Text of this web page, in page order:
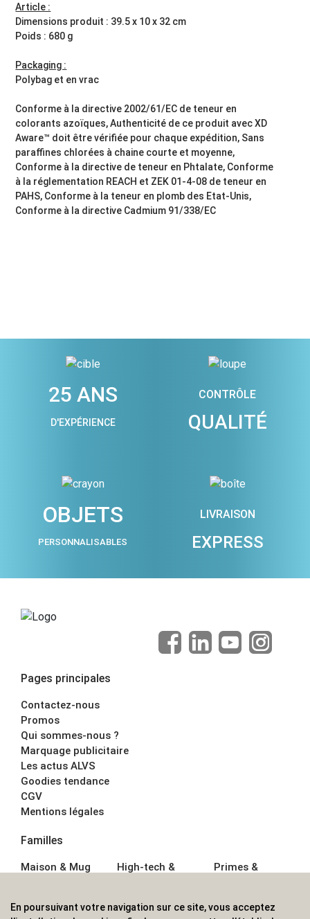
Article :
Dimensions produit : 39.5 x 10 x 32 cm
Poids : 680 g
Packaging :
Polybag et en vrac
Conforme à la directive 2002/61/EC de teneur en
colorants azoïques, Authenticité de ce produit avec XD
Aware™ doit être vérifiée pour chaque expédition, Sans
paraffines chlorées à chaine courte et moyenne,
Conforme à la directive de teneur en Phtalate, Conforme
à la réglementation REACH et ZEK 01-4-08 de teneur en
PAHS, Conforme à la teneur en plomb des Etat-Unis,
Conforme à la directive Cadmium 91/338/EC
25 ANS
D'EXPÉRIENCE
CONTRÔLE
QUALITÉ
OBJETS
PERSONNALISABLES
LIVRAISON
EXPRESS
Pages principales
Contactez-nous
Promos
Qui sommes-nous ?
Marquage publicitaire
Les actus ALVS
Goodies tendance
CGV
Mentions légales
Familles
Maison & Mug
Écriture
High-tech &
Sport &
Primes &
Boisson
En poursuivant votre navigation sur ce site, vous acceptez